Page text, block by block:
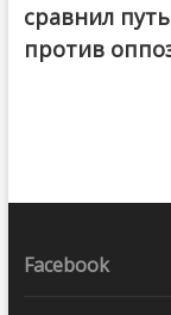
сравнил
против
Facebook